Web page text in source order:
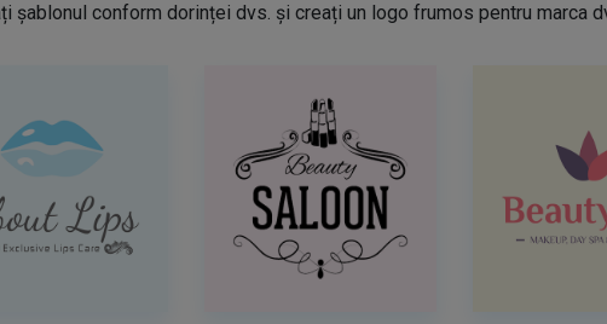
șablonul conform dorinței dvs. și creați un logo frumos pentru marca